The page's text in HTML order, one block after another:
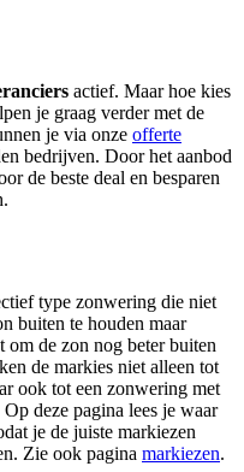
actief. Maar hoe kies
je graag verder met de
je via onze offerte
bedrijven. Door het aanbod
de beste deal en besparen
type zonwering die niet
buiten te houden maar
de zon nog beter buiten
de markies niet alleen tot
ook tot een zonwering met
deze pagina lees je waar
je de juiste markiezen
Zie ook pagina markiezen.